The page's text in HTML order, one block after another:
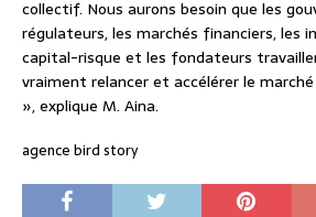
collectif. Nous aurons besoin que les
régulateurs, les marchés financiers, les
capital-risque et les fondateurs
vraiment relancer et accélérer le
», explique M. Aina.
agence bird story